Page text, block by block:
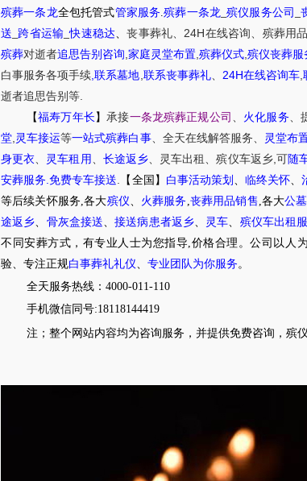
殡葬一条龙全包托管式管家服务 .殡葬一条龙 _殡仪服务公司 _
送 _跨省运输 _快速稳达 、丧事葬礼 24H在线咨询 殡葬用
殡葬对逝者追思告别咨询 家庭灵堂布置 殡葬仪式 殡仪丧葬服
白事服务各项手续 ,联系墓地 联系丧事葬礼、 24H在线咨询车 ,
逝者追思告别等
【福寿万年长 】承接一条龙殡葬正规公司 火化服务 、
堂 灵车接运等一站式殡葬白事、 全天在线解答服务 灵堂布
身更衣
灵车租用 长途返乡 灵车出租 、殡仪车返乡, 可 随
安葬服务 .免费专车接送 【全国】 白事活动策划 临终关怀 、
等后续关怀服务,各大殡仪 火葬服务 丧葬用品销售 ,各大公墓
途返乡
骨灰盒接送 、接送病患者返乡 灵车 殡仪车出租
不同安葬方式，有专业人士为您指导,价格合理。公司以人
验、专注正规白事葬礼礼仪 专业团队为你服务 。
全天服务热线：4000-011-110
手机微信同号:18118144419
注；整个网站内容均为咨询服务，并提供免费咨询，殡